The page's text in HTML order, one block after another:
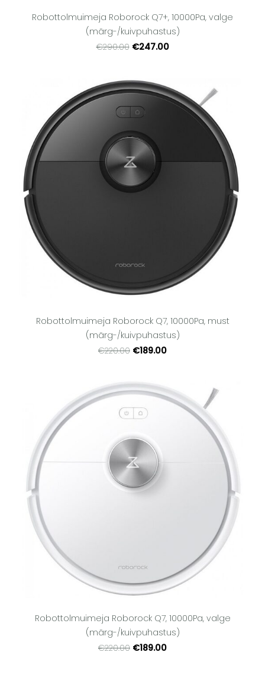
Robottolmuimeja Roborock Q7+, 10000Pa, valge
(märg-/kuivpuhastus)
€290.00 €247.00
Robottolmuimeja Roborock Q7, 10000Pa, must
(märg-/kuivpuhastus)
€220.00 €189.00
Robottolmuimeja Roborock Q7, 10000Pa, valge
(märg-/kuivpuhastus)
€220.00 €189.00